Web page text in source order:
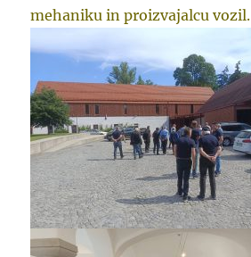
mehaniku in proizvajalcu vozil.